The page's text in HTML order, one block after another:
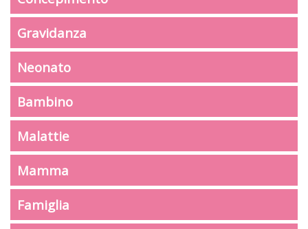
Gravidanza
Neonato
Bambino
Malattie
Mamma
Famiglia